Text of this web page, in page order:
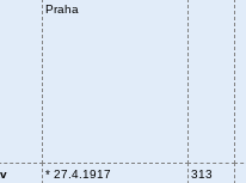
Praha
* 27.4.1917
313